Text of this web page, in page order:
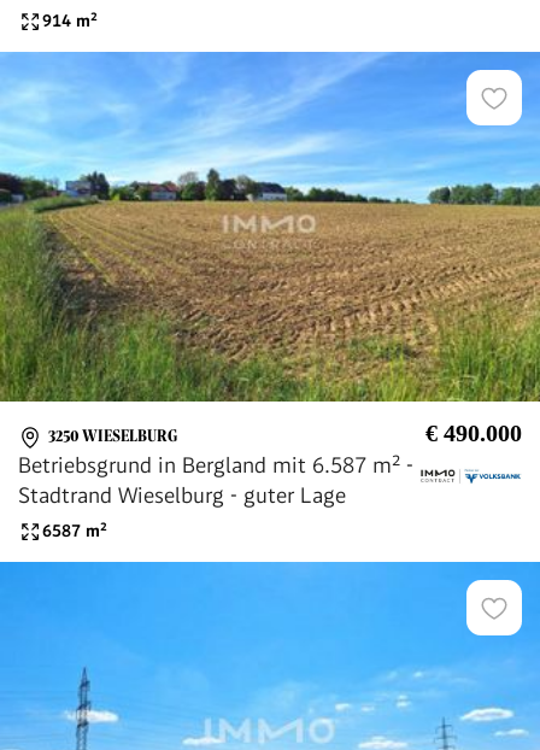
wartet!
914 m²
3250 WIESELBURG € 490.000
Betriebsgrund in Bergland mit 6.587 m² -
Stadtrand Wieselburg - guter Lage
6587 m²